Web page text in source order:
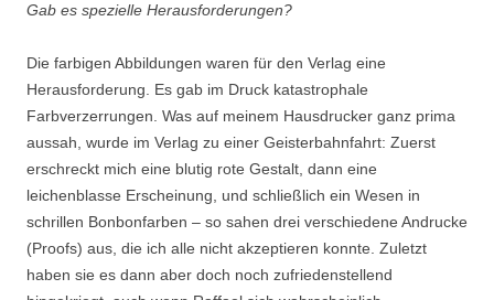
Gab es spezielle Herausforderungen?
Die farbigen Abbildungen waren für den Verlag eine
Herausforderung. Es gab im Druck katastrophale
Farbverzerrungen. Was auf meinem Hausdrucker ganz prima
aussah, wurde im Verlag zu einer Geisterbahnfahrt: Zuerst
erschreckt mich eine blutig rote Gestalt, dann eine
leichenblasse Erscheinung, und schließlich ein Wesen in
schrillen Bonbonfarben – so sahen drei verschiedene Andrucke
(Proofs) aus, die ich alle nicht akzeptieren konnte. Zuletzt
haben sie es dann aber doch noch zufriedenstellend